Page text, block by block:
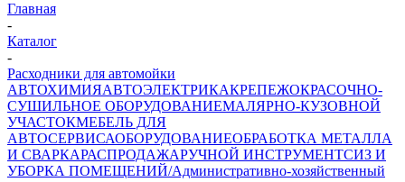
Главная
-
Каталог
-
Расходники для автомойки
АВТОХИМИЯАВТОЭЛЕКТРИКАКРЕПЕЖОКРАСОЧНО-
СУШИЛЬНОЕ ОБОРУДОВАНИЕМАЛЯРНО-КУЗОВНОЙ
УЧАСТОКМЕБЕЛЬ ДЛЯ
АВТОСЕРВИСАОБОРУДОВАНИЕОБРАБОТКА МЕТАЛЛА
И СВАРКАРАСПРОДАЖАРУЧНОЙ ИНСТРУМЕНТСИЗ И
УБОРКА ПОМЕЩЕНИЙ/Административно-хозяйственный